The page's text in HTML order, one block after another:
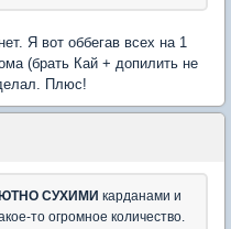
Я вот оббегав всех на 1
(брать Кай + допилить не
Плюс!
СУХИМИ карданами и
то огромное количество.